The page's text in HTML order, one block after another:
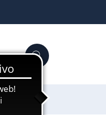
Cerca